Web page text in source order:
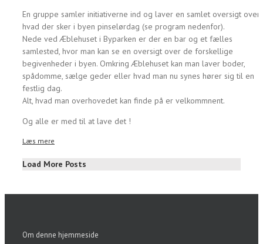
En gruppe samler initiativerne ind og laver en samlet oversigt over
hvad der sker i byen pinselørdag (se program nedenfor).
Nede ved Æblehuset i Byparken er der en bar og et fælles
samlested, hvor man kan se en oversigt over de forskellige
begivenheder i byen. Omkring Æblehuset kan man laver boder,
spådomme, sælge geder eller hvad man nu synes hører sig til en
festlig dag.
Alt, hvad man overhovedet kan finde på er velkommnent.
Og alle er med til at lave det !
Læs mere
Load More Posts
Om denne hjemmeside